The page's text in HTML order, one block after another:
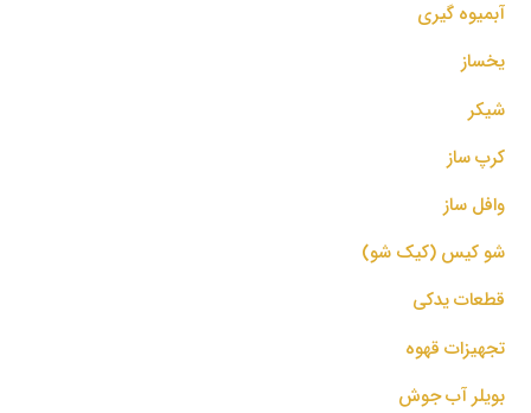
آبمیوه گیری
یخساز
شیکر
کرپ ساز
وافل ساز
شو کیس (کیک شو)
قطعات یدکی
تجهیزات قهوه
بویلر آب جوش